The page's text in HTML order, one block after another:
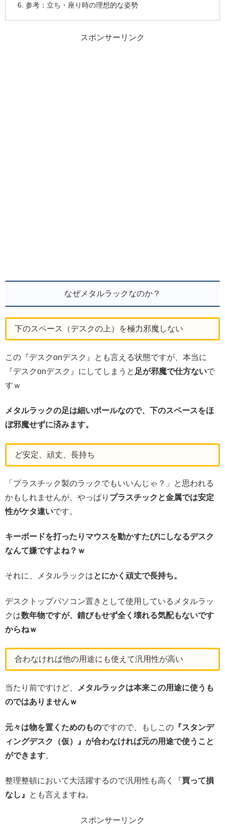
参考：立ち・座り時の理想的な姿勢
スポンサーリンク
なぜメタルラックなのか？
下のスペース（デスクの上）を極力邪魔しない
この『デスクonデスク』とも言える状態ですが、本当に
『デスクonデスク』にしてしまうと 足が邪魔で仕方ないで
すｗ
メタルラックの足は細いポールなので、下のスペースをほ
ぼ邪魔せずに済みます。
ど安定、頑丈、長持ち
「プラスチック製のラックでもいいんじゃ？」と思われる
かもしれませんが、やっぱり プラスチックと金属では安定
性がケタ違いです。
キーボードを打ったりマウスを動かすたびにしなるデスク
なんて嫌ですよね？ｗ
それに、メタルラックはとにかく頑丈で長持ち。
デスクトップパソコン置きとして使用しているメタルラッ
クは数年物ですが、錆びもせず全く壊れる気配もないです
からねｗ
合わなければ他の用途にも使えて汎用性が高い
当たり前ですけど、
メタルラックは本来この用途に使うも
のではありませんｗ
元々は物を置くためのものですので、もしこの 『スタンデ
ィングデスク（仮）』が合わなければ元の用途で使うこと
ができます。
整理整頓において大活躍するので汎用性も高く『買って損
なし』
とも言えますね。
スポンサーリンク